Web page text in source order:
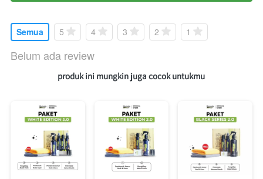
Semua 5 4 3 2 1
Belum ada review
produk ini mungkin juga cocok untukmu